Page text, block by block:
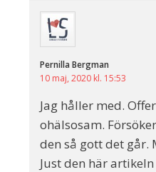
Pernilla Bergman
10 maj, 2020 kl. 15:53
Jag håller med.
ohälsosam.
den så gott det går.
Just den här